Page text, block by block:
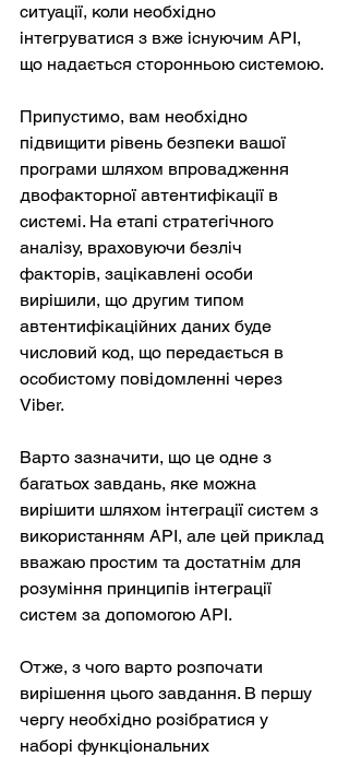
ситуації, коли необхідно
інтегруватися з вже існуючим API,
що надається сторонньою системою.
Припустимо, вам необхідно
підвищити рівень безпеки вашої
програми шляхом впровадження
двофакторної автентифікації в
системі. На етапі стратегічного
аналізу, враховуючи безліч
факторів, зацікавлені особи
вирішили, що другим типом
автентифікаційних даних буде
числовий код, що передається в
особистому повідомленні через
Viber.
Варто зазначити, що це одне з
багатьох завдань, яке можна
вирішити шляхом інтеграції систем з
використанням API, але цей приклад
вважаю простим та достатнім для
розуміння принципів інтеграції
систем за допомогою API.
Отже, з чого варто розпочати
вирішення цього завдання. В першу
чергу необхідно розібратися у
наборі функціональних